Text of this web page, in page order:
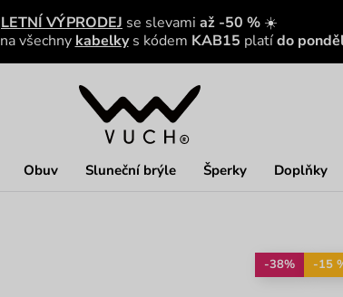
LETNÍ VÝPRODEJ se slevami až -50 % ☀️
na všechny kabelky s kódem KAB15 platído
Obuv Sluneční brýle Šperky Doplňky
-38% -15